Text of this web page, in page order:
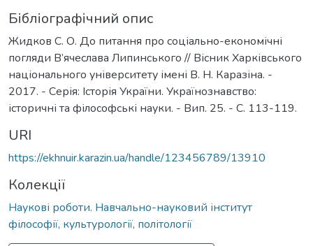
Бібліографічний опис
Жидков С. О. До питання про соціально-економічні
погляди В’ячеслава Липинського // Вісник Харківського
національного університету імені В. Н. Каразіна. -
2017. - Серія: Історія України. Українознавство:
історичні та філософські науки. - Вип. 25. - С. 113-119.
URI
https://ekhnuir.karazin.ua/handle/123456789/13910
Колекції
Наукові роботи. Навчально-науковий інститут
філософії, культурології, політології